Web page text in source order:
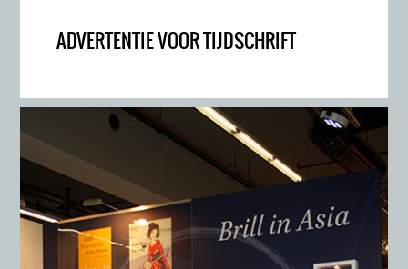
ADVERTENTIE VOOR TIJDSCHRIFT